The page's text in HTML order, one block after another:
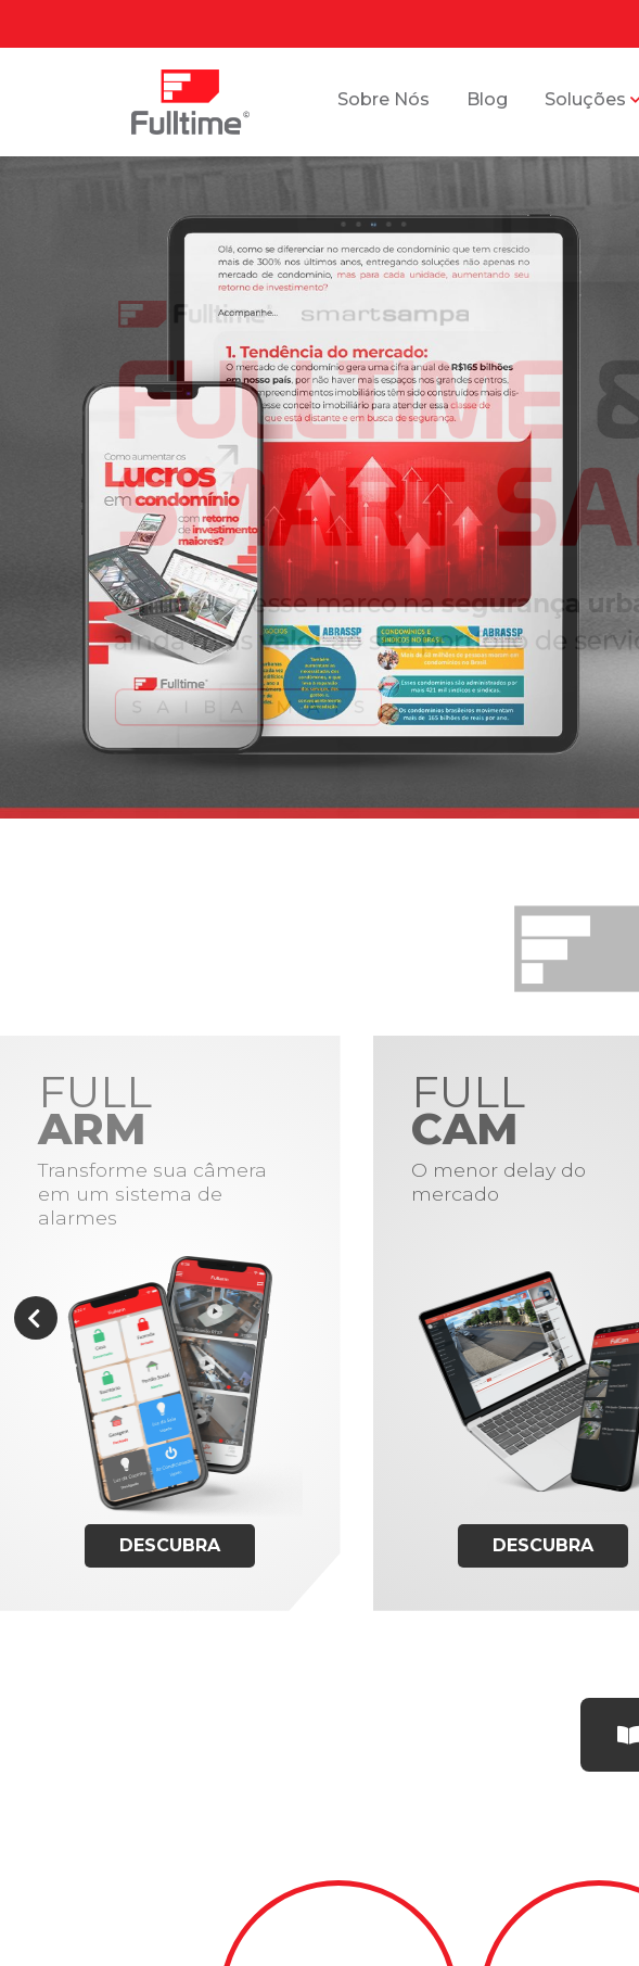
Sobre Nós Blog Soluções
FULL
ARM
Transforme sua câmera
em um sistema de
alarmes
DESCUBRA
FULL
CAM
O menor delay do
mercado
DESCUBRA